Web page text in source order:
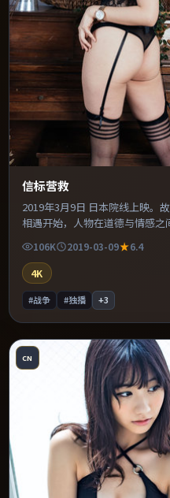
信标营救
2019年3月9日 日本院线上映。
相遇开始，人物在道德与情感之
的观众。整体完成度较高，适合
完。
106K 2019-03-09
6.4
4K
#战争 #独播 +3
CN